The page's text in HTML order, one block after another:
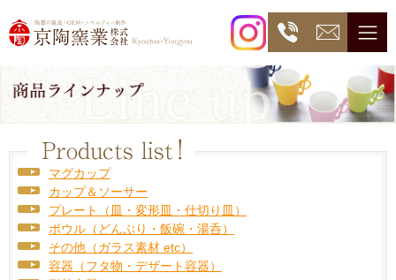
マグカップ
カップ＆ソーサー
プレート（皿・変形皿・仕切り皿）
ボウル（どんぶり・飯碗・湯呑）
その他（ガラス素材 etc）
容器（フタ物・デザート容器）